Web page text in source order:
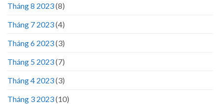
Tháng 8 2023(8)
Tháng 7 2023(4)
Tháng 6 2023(3)
Tháng 5 2023(7)
Tháng 4 2023(3)
Tháng 3 2023(10)